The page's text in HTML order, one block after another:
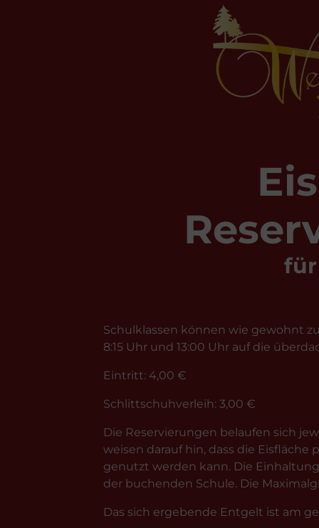
Schulklassen können wie gewohnt
8:15 Uhr und 13:00 Uhr auf die
Eintritt: 4,00 €
Schlittschuhverleih: 3,00 €
Die Reservierungen belaufen sich
weisen darauf hin, dass die Eisfläche
genutzt werden kann. Die
der buchenden Schule. Die
Das sich ergebende Entgelt ist am